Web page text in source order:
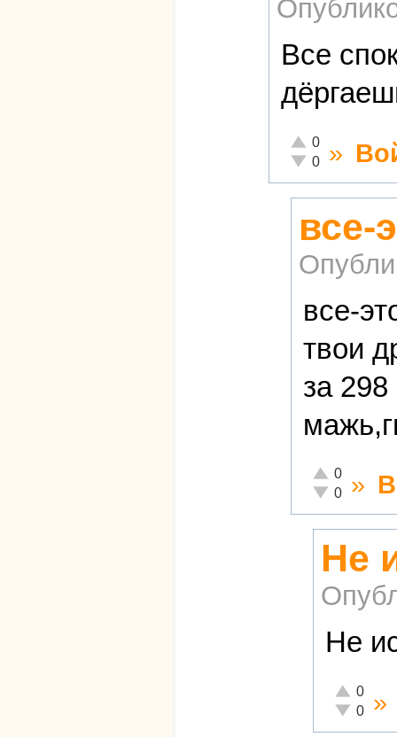
Все
Отлично!
0
Неадекватно!
0 »
все-
все-
твои
за
Отлично!
0
Неадекватно!
0 »
Не
Не
Отлично!
0
0 »